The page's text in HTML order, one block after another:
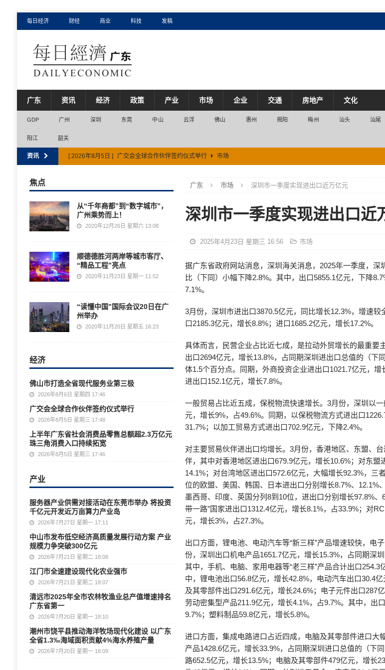
每日经济 财经 商业 科技 发稿
广东 资讯 经济 政策 产业 市场 企业 交通 房地产 文化
GDP 广州 深圳 东莞 中山 云浮 佛山 惠州 揭阳 梅州 汕头 汕尾
阳江 韶关
资讯 [ 2026年8月5日 ] 广交会全球合作伙伴签约仪式举行 市场
[ 2026年8月6日 ] 佛山市打造全省现代服务业第三极 市场
广东 市场 深圳市一季度实现进出口近万亿元
深圳市一季度实现进出口近
2025年4月23日 星期三 16:56 市场
据广东省政府网站消息，深圳海关消息，2025年一季度，深
比（下同）小幅下降2.8%。其中，出口5855.1亿元，下降
7.1%。
3月份，深圳市进出口3870.5亿元，同比增长12.3%，增速较
口2185.3亿元，增长8.8%；进口1685.2亿元，增长17.2%。
具体而言，民营企业占比近七成，是拉动外贸增长的最重要
出口2694亿元，增长13.8%，占同期深圳进出口总值的（下
体1.5个百分点。同期，外商投资企业进出口1021.7亿元，增
进出口152.1亿元，增长7.8%。
一般贸易占比近五成，保税物流快速增长。3月份，深圳以
元，增长9%，占49.6%。同期，以保税物流方式进出口
31.7%；以加工贸易方式进出口702.9亿元，下降2.4%。
对主要贸易伙伴进出口均增长。3月份，香港地区、东盟、
伴，其中对香港地区进出口679.9亿元，增长10.6%；对东盟
14.1%；对台湾地区进出口572.6亿元，大幅增长92.3%，三
位的欧盟、美国、韩国、日本进出口分别增长8.7%、12.1%
墨西哥、印度、英国分列8到10位，进出口分别增长97.8%、
带一路”国家进出口1312.4亿元，增长8.1%，占33.9%；对
元，增长3%，占27.3%。
出口方面，锂电池、电动汽车等“新三样”产品增速较快，电
份，深圳出口机电产品1651.7亿元，增长15.3%，占同期深
其中，手机、电脑、家用电器等“老三样”产品合计出口254.3
中，锂电池出口56.8亿元，增长42.8%，电动汽车出口30.4
及其零部件出口291.6亿元，增长24.6%；电子元件出口287
劳动密集型产品211.9亿元，增长4.1%，占9.7%。其中，出
9.7%；塑料制品59.8亿元，增长5.8%。
进口方面，集成电路进口占近四成，电脑及其零部件进口大
产品1428.6亿元，增长33.9%，占同期深圳进口总值的（下
路652.5亿元，增长13.5%；电脑及其零部件479亿元，增长
焦点
从“千年商都”到“数字城市”，
广州乘势而上！
2020年12月26日 星期六 13:08
顺德德胜河两岸等城市客厅、
“精品工程”亮点
2020年11月23日 星期一 11:52
“读懂中国”国际会议20日在广
州举办
2020年11月20日 星期五 16:23
经济
佛山市打造全省现代服务业第三极
2026年8月6日 星期四 17:46
广交会全球合作伙伴签约仪式举行
2026年8月5日 星期三 17:48
上半年广东省社会消费品零售总额超2.3万亿元
珠三角消费入口持续拓宽
2026年8月5日 星期三 17:46
产业
服务器产业供需对接活动在东莞市举办 将投资
千亿元开发近万亩算力产业岛
2026年7月27日 星期一 17:11
中山市发布低空经济高质量发展行动方案 产业
规模力争突破300亿元
2026年7月21日 星期二 18:08
江门市全速建设现代化农业强市
2026年7月21日 星期二 18:07
清远市2025年全市农林牧渔业总产值增速排名
广东省第一
2026年7月20日 星期一 18:10
潮州市饶平县推动海洋牧场现代化建设 以广东
全省1.3‰海域面积贡献4%海水养殖产量
2026年7月20日 星期一 18:09